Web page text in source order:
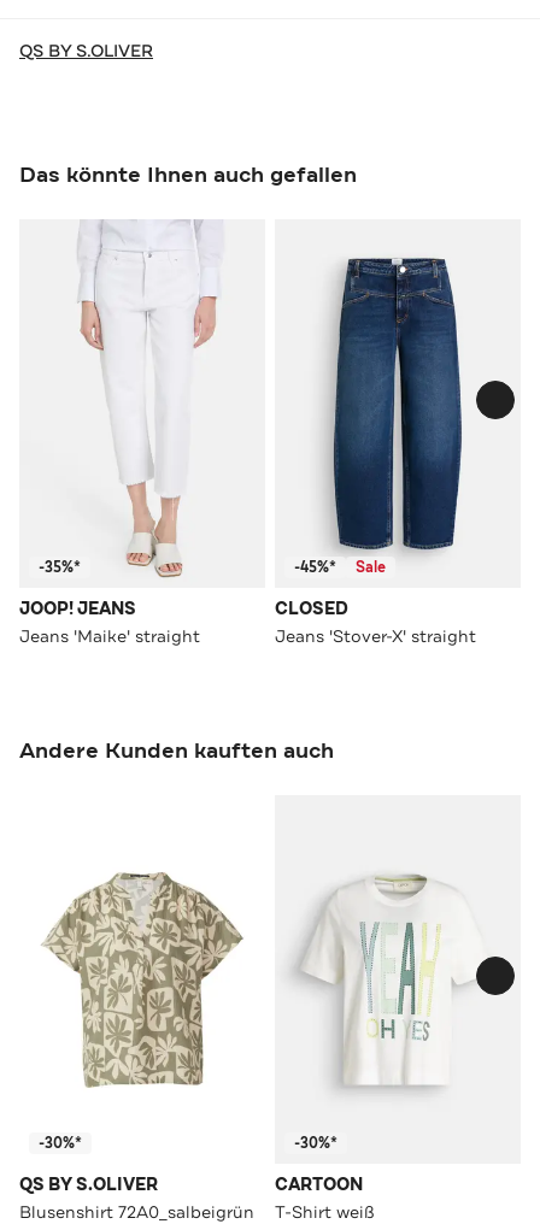
QS BY S.OLIVER
Das könnte Ihnen auch gefallen
-35%*
JOOP! JEANS
Jeans 'Maike' straight
-45%* Sale
CLOSED
Jeans 'Stover-X' straight
Andere Kunden kauften auch
-30%*
QS BY S.OLIVER
Blusenshirt 72A0_salbeigrün
-30%*
CARTOON
T-Shirt weiß